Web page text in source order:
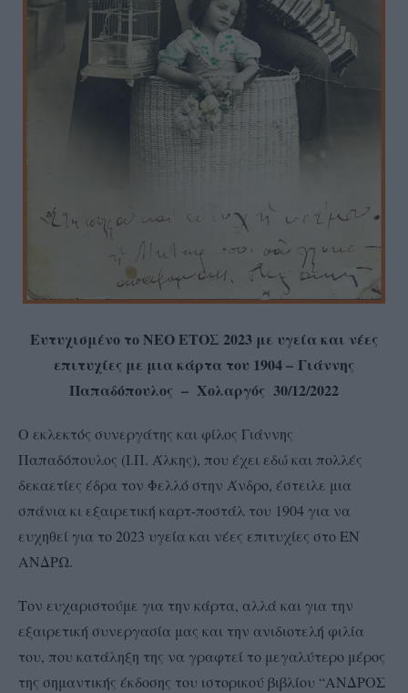
Ευτυχισμένο το ΝΕΟ ΕΤΟΣ 2023 με υγεία και νέες
επιτυχίες με μια κάρτα του 1904 – Γιάννης
Παπαδόπουλος – Χολαργός 30/12/2022
Ο εκλεκτός συνεργάτης και φίλος Γιάννης
Παπαδόπουλος (Ι.Π. Άλκης), που έχει εδώ και πολλές
δεκαετίες έδρα τον Φελλό στην Άνδρο, έστειλε μια
σπάνια κι εξαιρετική καρτ-ποστάλ του 1904 για να
ευχηθεί για το 2023 υγεία και νέες επιτυχίες στο ΕΝ
ΑΝΔΡΩ.
Τον ευχαριστούμε για την κάρτα, αλλά και για την
εξαιρετική συνεργασία μας και την ανιδιοτελή φιλία
του, που κατάληξη της να γραφτεί το μεγαλύτερο μέρος
της σημαντικής έκδοσης του ιστορικού βιβλίου “ΑΝΔΡΟΣ